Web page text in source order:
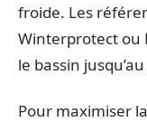
froide. Les
Winterprotect ou
le bassin
Pour maximiser